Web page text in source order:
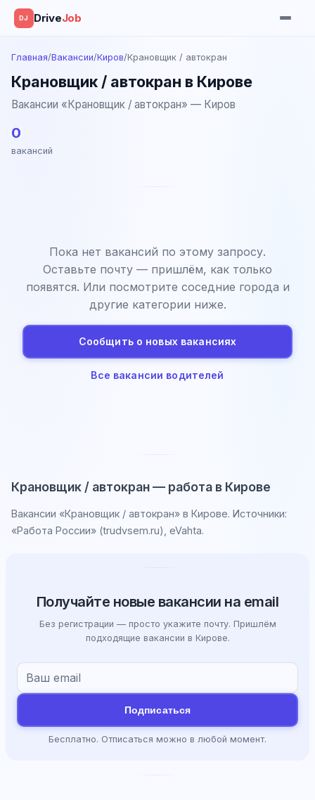
DJ DriveJob
Главная/Вакансии/Киров/Крановщик / автокран
Крановщик / автокран в Кирове
Вакансии «Крановщик / автокран» — Киров
0
вакансий
Пока нет вакансий по этому запросу.
Оставьте почту — пришлём, как только
появятся. Или посмотрите соседние города и
другие категории ниже.
Сообщить о новых вакансиях
Все вакансии водителей
Крановщик / автокран — работа в Кирове
Вакансии «Крановщик / автокран» в Кирове. Источники:
«Работа России» (trudvsem.ru), eVahta.
Получайте новые вакансии на email
Без регистрации — просто укажите почту. Пришлём
подходящие вакансии в Кирове.
Подписаться
Бесплатно. Отписаться можно в любой момент.